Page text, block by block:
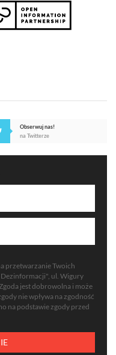
Obserwuj nas!
na Twitterze
przetwarzanie Twoich
ul. Wigury
. Zgoda jest dobrowolna i może
nie wpływa na zgodność
na podstawie zgody przed